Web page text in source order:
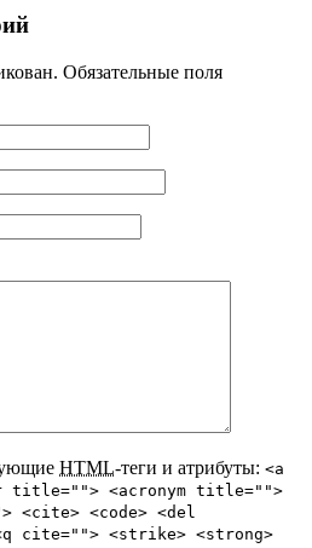
Обязательные поля
HTML-теги и атрибуты: <a
title=""> <acronym title="">
<cite> <code> <del
cite=""> <strike> <strong>